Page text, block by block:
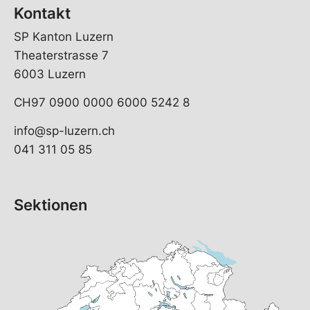
Kontakt
SP Kanton Luzern
Theaterstrasse 7
6003 Luzern
CH97 0900 0000 6000 5242 8
info@sp-luzern.ch
041 311 05 85
Sektionen